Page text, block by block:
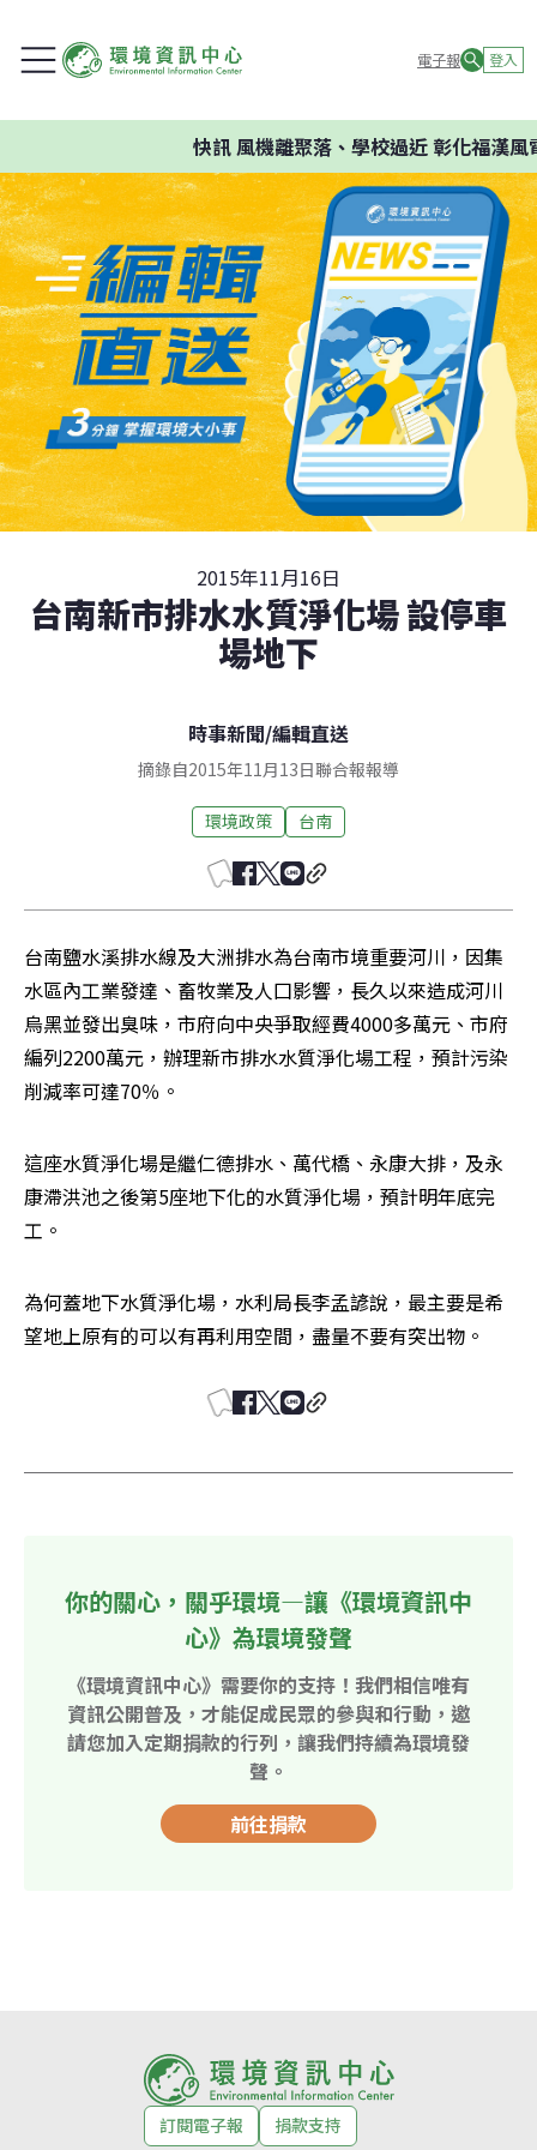
電子報 登入
快訊風機離聚落、學校過近 彰化福漢風
2015年11月16日
台南新市排水水質淨化場 設停車
場地下
時事新聞/編輯直送
摘錄自2015年11月13日聯合報報導
環境政策 台南
台南鹽水溪排水線及大洲排水為台南市境重要河川，因集
水區內工業發達、畜牧業及人囗影響，長久以來造成河川
烏黑並發出臭味，市府向中央爭取經費4000多萬元、市府
編列2200萬元，辦理新市排水水質淨化場工程，預計污染
削減率可達70％。
這座水質淨化場是繼仁德排水、萬代橋、永康大排，及永
康滯洪池之後第5座地下化的水質淨化場，預計明年底完
工。
為何蓋地下水質淨化場，水利局長李孟諺說，最主要是希
望地上原有的可以有再利用空間，盡量不要有突出物。
你的關心，關乎環境—讓《環境資訊中
心》為環境發聲
《環境資訊中心》需要你的支持！我們相信唯有
資訊公開普及，才能促成民眾的參與和行動，邀
請您加入定期捐款的行列，讓我們持續為環境發
聲。
前往捐款
訂閱電子報 捐款支持